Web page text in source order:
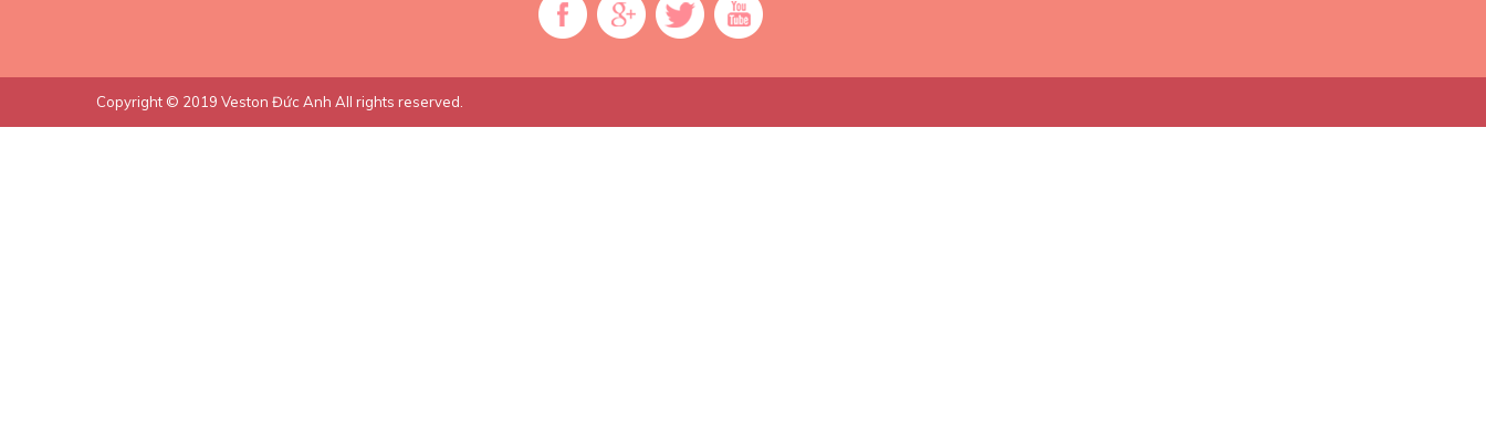
Copyright © 2019 Veston Đức Anh All rights reserved.